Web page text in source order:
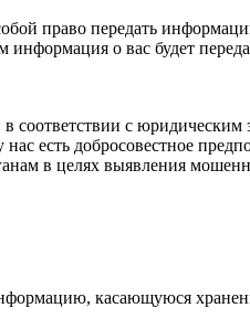
право передать
о вас будет
с юридическим
есть добросовестное
в целях выявления
касающуюся